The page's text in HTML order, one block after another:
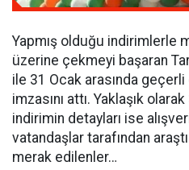
Yapmış olduğu indirimlerle
üzerine çekmeyi başaran
ile 31 Ocak arasında
imzasını attı. Yaklaşık
indirimin detayları ise
vatandaşlar tarafından
merak edilenler…